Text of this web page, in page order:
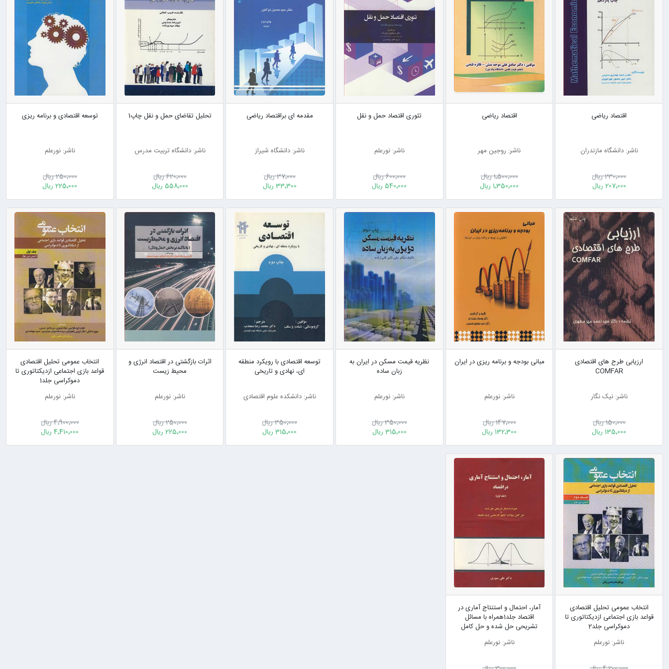
اقتصاد ریاضی
ناشر: دانشگاه مازندران
230٬000 ریال
207٬000 ریال
اقتصاد ریاضی
ناشر: روجین مهر
1٬500٬000 ریال
1٬350٬000 ریال
تئوری اقتصاد حمل و نقل
ناشر: نورعلم
600٬000 ریال
540٬000 ریال
مقدمه ای براقتصاد ریاضی
ناشر: دانشگاه شیراز
37٬000 ریال
33٬300 ریال
تحلیل تقاضای حمل و نقل چاپ1
ناشر: دانشگاه تربیت مدرس
620٬000 ریال
558٬000 ریال
توسعه اقتصادی و برنامه ریزی
ناشر: نورعلم
250٬000 ریال
225٬000 ریال
ارزیابی طرح های اقتصادی
COMFAR
ناشر: نیک نگار
150٬000 ریال
135٬000 ریال
مبانی بودجه و برنامه ریزی در ایران
ناشر: نورعلم
147٬000 ریال
132٬300 ریال
نظریه قیمت مسکن در ایران به
زبان ساده
ناشر: نورعلم
350٬000 ریال
315٬000 ریال
توسعه اقتصادی با رویکرد منطقه
ای، نهادی و تاریخی
ناشر: دانشکده علوم اقتصادی
350٬000 ریال
315٬000 ریال
اثرات بازگشتی در اقتصاد انرژی و
محیط زیست
ناشر: نورعلم
250٬000 ریال
225٬000 ریال
انتخاب عمومی تحلیل اقتصادی
قواعد بازی اجتماعی ازدیکتاتوری تا
دموکراسی جلد1
ناشر: نورعلم
4٬900٬000 ریال
4٬410٬000 ریال
انتخاب عمومی تحلیل اقتصادی
قواعد بازی اجتماعی ازدیکتاتوری تا
دموکراسی جلد2
ناشر: نورعلم
آمار، احتمال و استنتاج آماری در
اقتصاد جلد1همراه با مسائل
تشریحی حل شده و حل کامل
اقتصاد
ناشر: نورعلم